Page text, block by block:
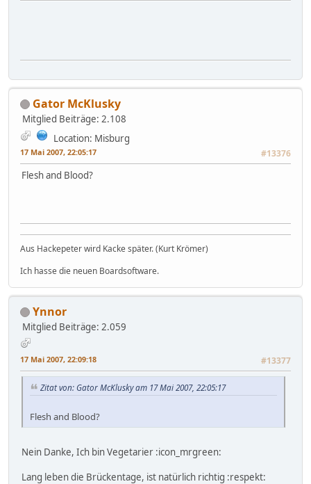
Gator McKlusky
Mitglied Beiträge: 2.108
Location: Misburg
17 Mai 2007, 22:05:17 #13376
Flesh and Blood?
Aus Hackepeter wird Kacke später. (Kurt Krömer)
Ich hasse die neuen Boardsoftware.
Ynnor
Mitglied Beiträge: 2.059
17 Mai 2007, 22:09:18 #13377
Zitat von: Gator McKlusky am 17 Mai 2007, 22:05:17
Flesh and Blood?
Nein Danke, Ich bin Vegetarier :icon_mrgreen:
Lang leben die Brückentage, ist natürlich richtig :respekt: